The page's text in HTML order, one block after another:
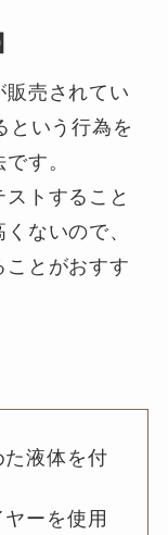
売されてい
という行為を
す。
トすること
ないので、
とがおすす
液体を付
ーを使用